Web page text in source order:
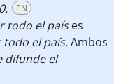
EN
todo el países
todo el país. Ambos
difunde el